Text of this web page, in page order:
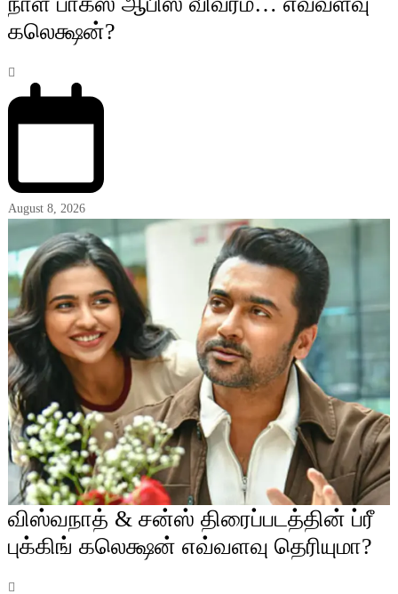
கலெக்ஷன்?
August 8, 2026
விஸ்வநாத் & சன்ஸ் திரைப்படத்தின் ப்ரீ
புக்கிங் கலெக்ஷன் எவ்வளவு தெரியுமா?